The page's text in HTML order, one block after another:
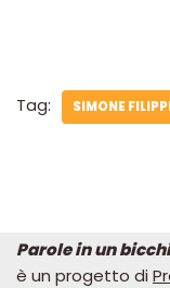
Tag: SIMONE
Parole in un
è un progetto di